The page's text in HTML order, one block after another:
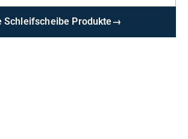
Schleifscheibe Produkte→